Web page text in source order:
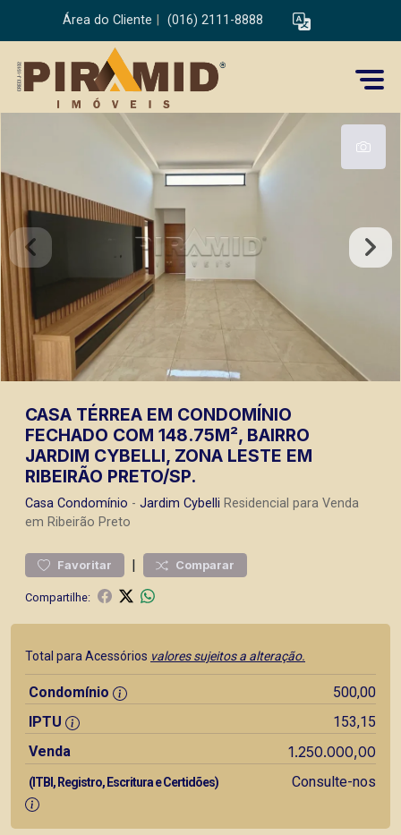
Área do Cliente (016) 2111-8888
CASA TÉRREA EM CONDOMÍNIO
FECHADO COM 148.75M², BAIRRO
JARDIM CYBELLI, ZONA LESTE EM
RIBEIRÃO PRETO/SP.
Casa Condomínio - Jardim Cybelli Residencial para Venda
em Ribeirão Preto
Favoritar | Comparar
Compartilhe:
Total para Acessórios valores sujeitos a alteração.
Condomínio
500,00
IPTU
153,15
Venda
1.250.000,00
(ITBI, Registro, Escritura e Certidões) Consulte-nos